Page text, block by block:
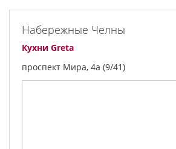
Набережные Челны
Кухни Greta
проспект Мира, 4а (9/41)